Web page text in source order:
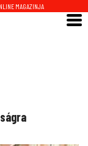
MAGAZINJA